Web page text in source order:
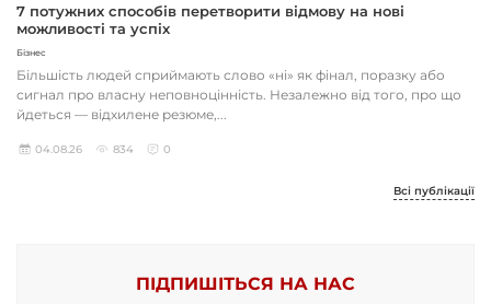
7 потужних способів перетворити відмову на нові
можливості та успіх
Бізнес
Більшість людей сприймають слово «ні» як фінал, поразку або
сигнал про власну неповноцінність. Незалежно від того, про що
йдеться — відхилене резюме,...
04.08.26 834 0
Всі публікації
ПІДПИШІТЬСЯ НА НАС